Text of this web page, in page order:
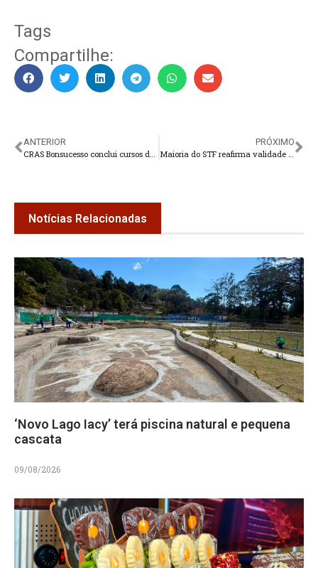
Tags
Compartilhe:
ANTERIOR
CRAS Bonsucesso conclui cursos de Design de Sobrancelhas e Maquiagem
PRÓXIMO
Maioria do STF reafirma validade de resolução do TSE contra fake news
Notícias Relacionadas
‘Novo Lago Iacy’ terá piscina natural e pequena
cascata
09/08/2026